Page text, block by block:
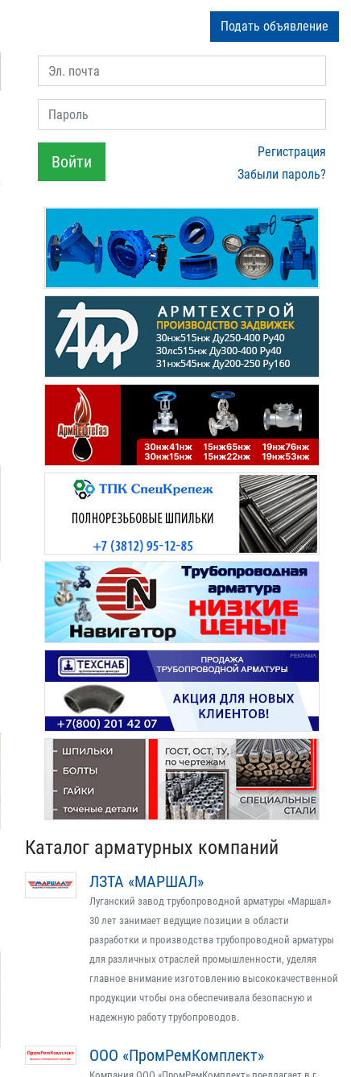
Подать объявление
Эл. почта
Пароль
Войти
Регистрация
Забыли пароль?
Каталог арматурных компаний
ЛЗТА «МАРШАЛ»
Луганский завод трубопроводной арматуры «Маршал»
30 лет занимает ведущие позиции в области
разработки и производства трубопроводной арматуры
для различных отраслей промышленности, уделяя
главное внимание изготовлению высококачественной
продукции чтобы она обеспечивала безопасную и
надежную работу трубопроводов.
ООО «ПромРемКомплект»